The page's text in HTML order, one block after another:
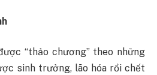
“thảo chương” theo những
sinh trưởng, lão hóa rồi chết